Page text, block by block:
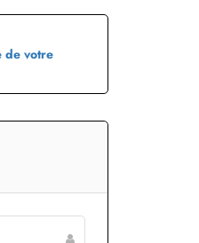
Profiterà -50%
de votre